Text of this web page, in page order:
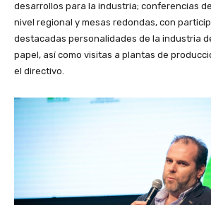
desarrollos para la industria; conferencias
nivel regional y mesas redondas, con
destacadas personalidades de la industria
papel, así como visitas a plantas de
el directivo.